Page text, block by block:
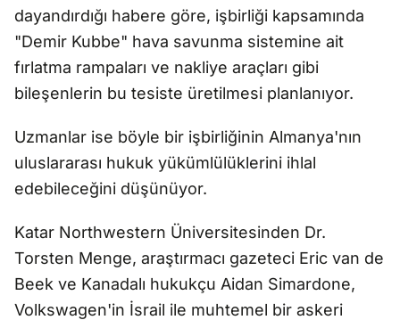
dayandırdığı habere göre, işbirliği kapsamında
"Demir Kubbe" hava savunma sistemine ait
fırlatma rampaları ve nakliye araçları gibi
bileşenlerin bu tesiste üretilmesi planlanıyor.
Uzmanlar ise böyle bir işbirliğinin Almanya'nın
uluslararası hukuk yükümlülüklerini ihlal
edebileceğini düşünüyor.
Katar Northwestern Üniversitesinden Dr.
Torsten Menge, araştırmacı gazeteci Eric van de
Beek ve Kanadalı hukukçu Aidan Simardone,
Volkswagen'in İsrail ile muhtemel bir askeri